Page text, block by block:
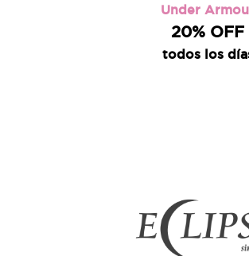
Under
20% OFF
todos los